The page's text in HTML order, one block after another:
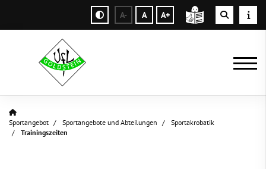
A- A A+
Sportangebot Sportangebote und Abteilungen
Sportakrobatik
Trainingszeiten